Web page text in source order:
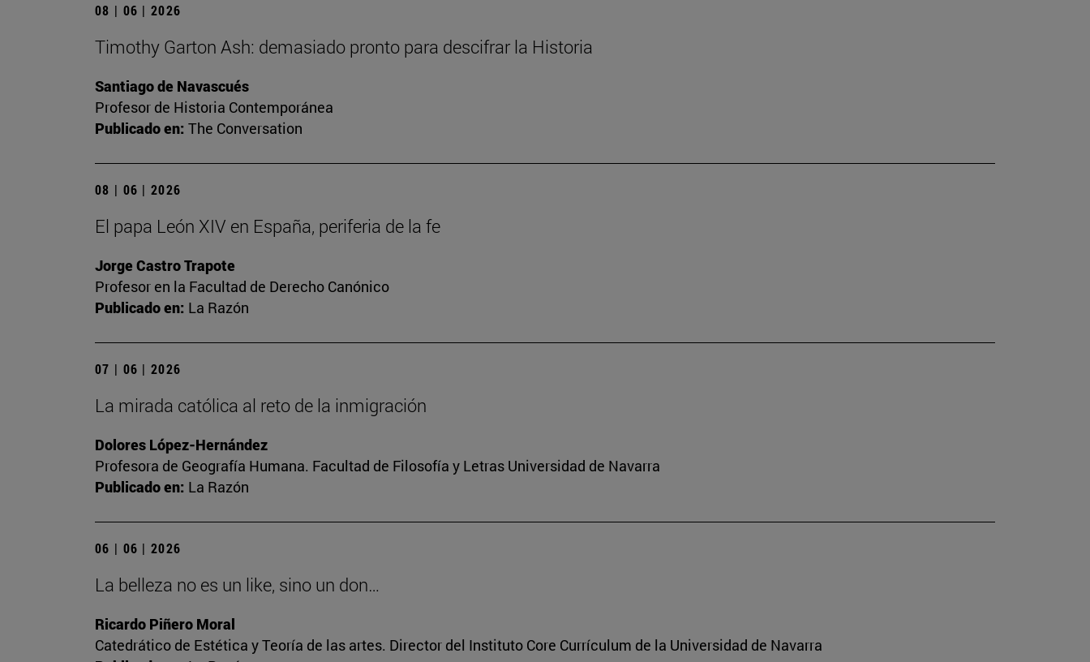
08 | 06 | 2026
Timothy Garton Ash: demasiado pronto para descifrar la Historia
Santiago de Navascués
Profesor de Historia Contemporánea
Publicado en: The Conversation
08 | 06 | 2026
El papa León XIV en España, periferia de la fe
Jorge Castro Trapote
Profesor en la Facultad de Derecho Canónico
Publicado en: La Razón
07 | 06 | 2026
La mirada católica al reto de la inmigración
Dolores López-Hernández
Profesora de Geografía Humana. Facultad de Filosofía y Letras Universidad de Navarra
Publicado en: La Razón
06 | 06 | 2026
La belleza no es un like, sino un don…
Ricardo Piñero Moral
Catedrático de Estética y Teoría de las artes. Director del Instituto Core Currículum de la Universidad de Navarra